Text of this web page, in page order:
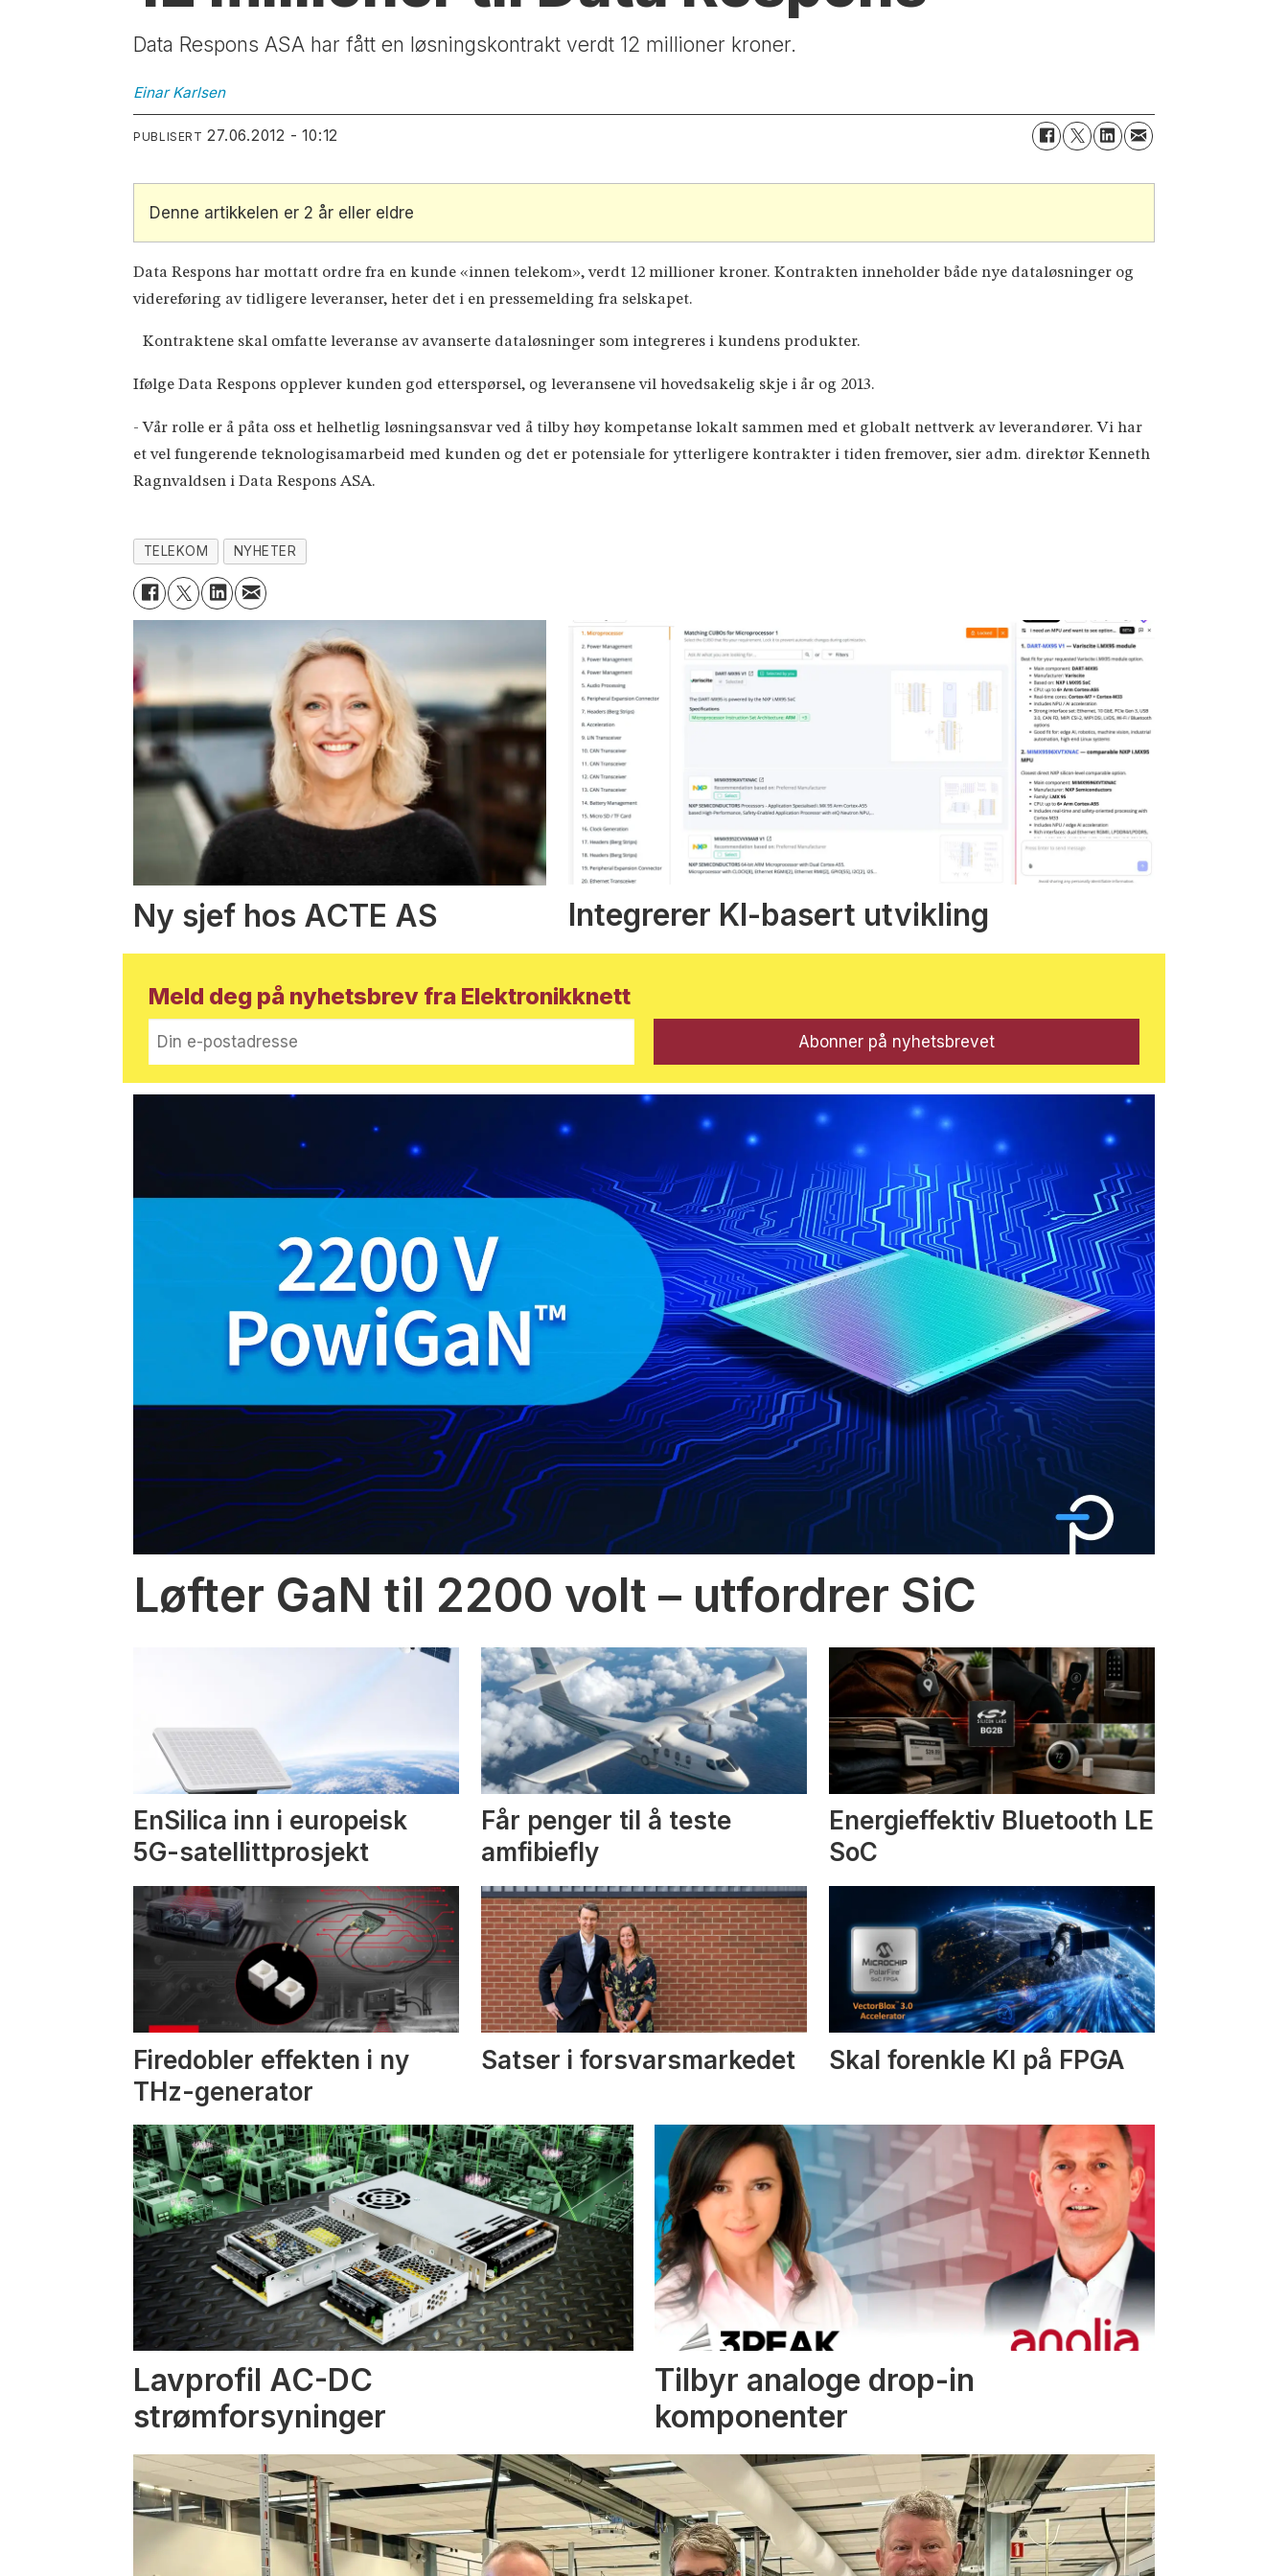
Data Respons ASA har fått en løsningskontrakt verdt 12 millioner kroner.
Einar Karlsen
PUBLISERT 27.06.2012 - 10:12
Denne artikkelen er 2 år eller eldre
Data Respons har mottatt ordre fra en kunde «innen telekom», verdt 12 millioner kroner. Kontrakten inneholder både nye dataløsninger og
videreføring av tidligere leveranser, heter det i en pressemelding fra selskapet.
Kontraktene skal omfatte leveranse av avanserte dataløsninger som integreres i kundens produkter.
Ifølge Data Respons opplever kunden god etterspørsel, og leveransene vil hovedsakelig skje i år og 2013.
- Vår rolle er å påta oss et helhetlig løsningsansvar ved å tilby høy kompetanse lokalt sammen med et globalt nettverk av leverandører. Vi har
et vel fungerende teknologisamarbeid med kunden og det er potensiale for ytterligere kontrakter i tiden fremover, sier adm. direktør Kenneth
Ragnvaldsen i Data Respons ASA.
TELEKOM NYHETER
Ny sjef hos ACTE AS Integrerer KI-basert utvikling
Meld deg på nyhetsbrev fra Elektronikknett
Løfter GaN til 2200 volt – utfordrer SiC
EnSilica inn i europeisk
5G-satellittprosjekt
Får penger til å teste
amfibiefly
Energieffektiv Bluetooth LE
SoC
Firedobler effekten i ny
THz-generator
Satser i forsvarsmarkedet Skal forenkle KI på FPGA
Lavprofil AC-DC
strømforsyninger
Tilbyr analoge drop-in
komponenter